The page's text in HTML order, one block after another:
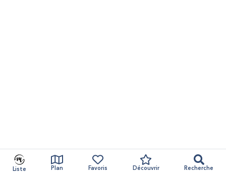
Liste Plan Favoris Découvrir Recherche